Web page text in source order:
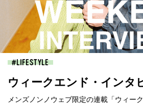
LIFESTYLE
ウィークエンド・インタ
メンズノンノウェブ限定の連載「ウィー